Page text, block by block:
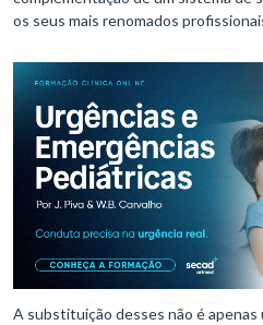
os seus mais renomados
A substituição desses não é apenas